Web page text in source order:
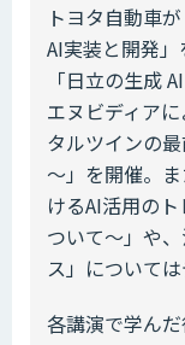
トヨタ自動車
AI実装と開発
「日立の生成
エヌビディア
タルツインの
～」を開催。
けるAI活用の
ついて～」や
ス」について
各講演で学ん